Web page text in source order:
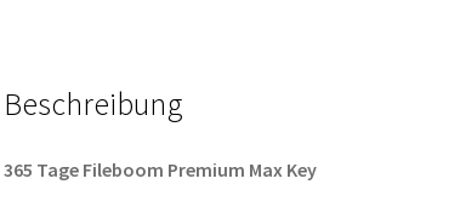
Beschreibung
365 Tage Fileboom Premium Max Key